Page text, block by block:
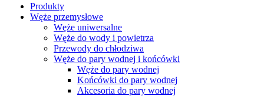
Produkty
Węże przemysłowe
Węże uniwersalne
Węże do wody i powietrza
Przewody do chłodziwa
Węże do pary wodnej i końcówki
Węże do pary wodnej
Końcówki do pary wodnej
Akcesoria do pary wodnej